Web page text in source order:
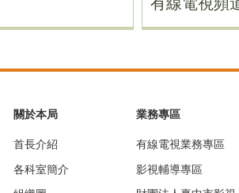
關於本局
首長介紹
各科室簡介
業務專區
有線電視業務專區
影視輔導專區